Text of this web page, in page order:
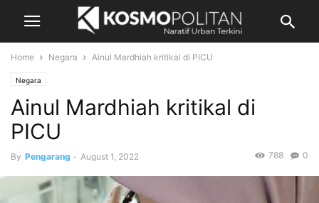
Home Negara Ainul Mardhiah kritikal di PICU
Negara
Ainul Mardhiah kritikal di
PICU
By Pengarang - August 1, 2022 0
788